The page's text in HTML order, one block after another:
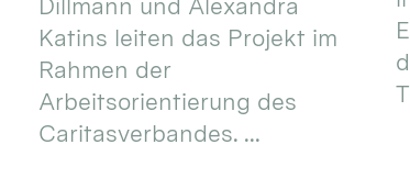
Dillmann und Alexandra
Katins leiten das Projekt im
Rahmen der
Arbeitsorientierung des
Caritasverbandes. ...